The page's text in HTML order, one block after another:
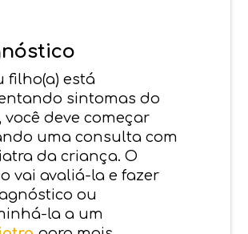
filho(a) está
sintomas do
você deve começar
uma consulta com
da criança. O
vai avaliá-la e fazer
ou
la a um